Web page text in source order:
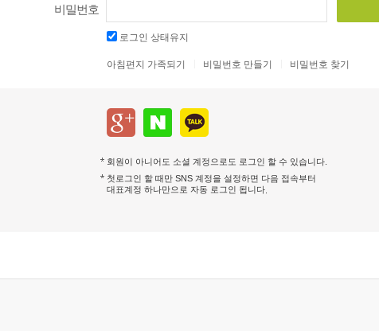
비밀번호
로그인 상태유지
아침편지 가족되기 비밀번호 만들기 비밀번호 찾기
회원이 아니어도 소셜 계정으로도 로그인 할 수 있습니다.
첫로그인 할 때만 SNS 계정을 설정하면 다음 접속부터
대표계정 하나만으로 자동 로그인 됩니다